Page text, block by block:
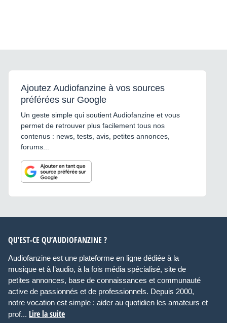
Ajoutez Audiofanzine à vos sources
préférées sur Google
Un geste simple qui soutient Audiofanzine et vous
permet de retrouver plus facilement tous nos
contenus : news, tests, avis, petites annonces,
forums...
QU’EST-CE QU’AUDIOFANZINE ?
Audiofanzine est une plateforme en ligne dédiée à la
musique et à l’audio, à la fois média spécialisé, site de
petites annonces, base de connaissances et communauté
active de passionnés et de professionnels. Depuis 2000,
notre vocation est simple : aider au quotidien les amateurs et
prof... Lire la suite